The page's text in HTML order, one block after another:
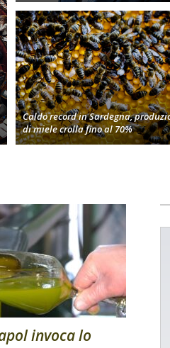
Caldo record in Sardegna,
di miele crolla fino al 70%
invoca lo